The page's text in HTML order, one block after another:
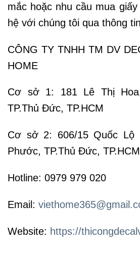
mắc hoặc nhu cầu mua
hệ với chúng tôi qua thông
CÔNG TY TNHH TM DV
HOME
Cơ sở 1: 181 Lê Thị
TP.Thủ Đức, TP.HCM
Cơ sở 2: 606/15 Quốc Lộ
Phước, TP.Thủ Đức, TP.HCM
Hotline: 0979 979 020
Email:
Website: https://